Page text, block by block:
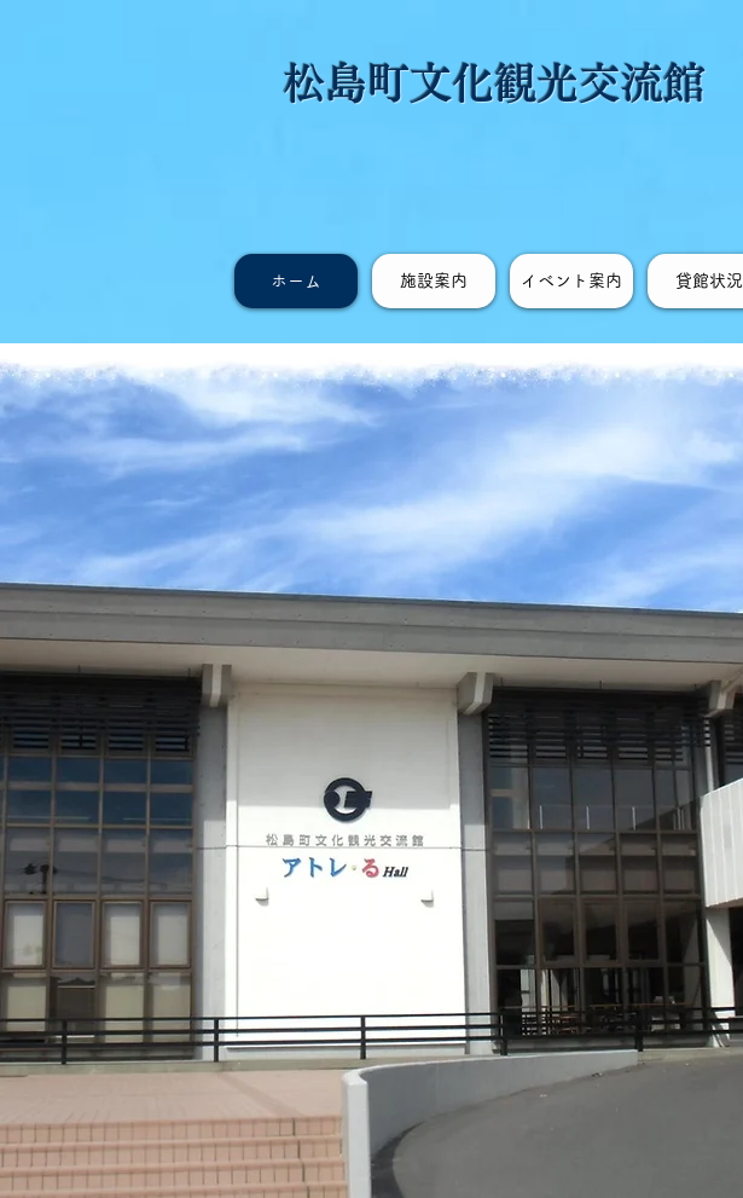
松島町文化観光交流館
ホーム 施設案内 イベント案内 貸館状況